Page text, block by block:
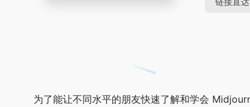
为了能让不同水平的朋友快速了解和学会